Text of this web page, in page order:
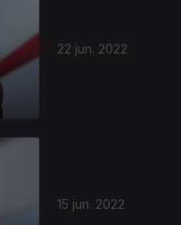
22 jun. 2022
15 jun. 2022